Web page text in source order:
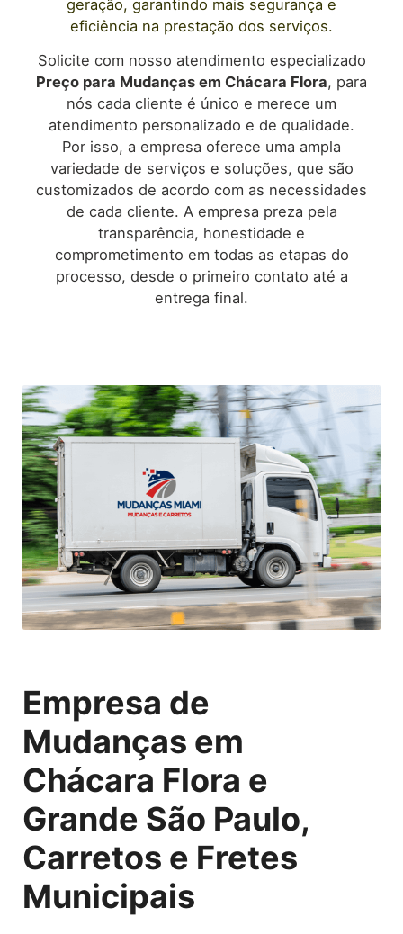
geração, garantindo mais segurança e
eficiência na prestação dos serviços.
Solicite com nosso atendimento especializado
Preço para Mudanças em Chácara Flora, para
nós cada cliente é único e merece um
atendimento personalizado e de qualidade.
Por isso, a empresa oferece uma ampla
variedade de serviços e soluções, que são
customizados de acordo com as necessidades
de cada cliente. A empresa preza pela
transparência, honestidade e
comprometimento em todas as etapas do
processo, desde o primeiro contato até a
entrega final.
Empresa de
Mudanças em
Chácara Flora e
Grande São Paulo,
Carretos e Fretes
Municipais